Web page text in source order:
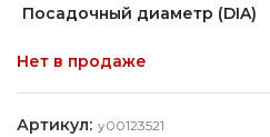
Посадочный диаметр (DIA)
Нет в продаже
Артикул: y00123521